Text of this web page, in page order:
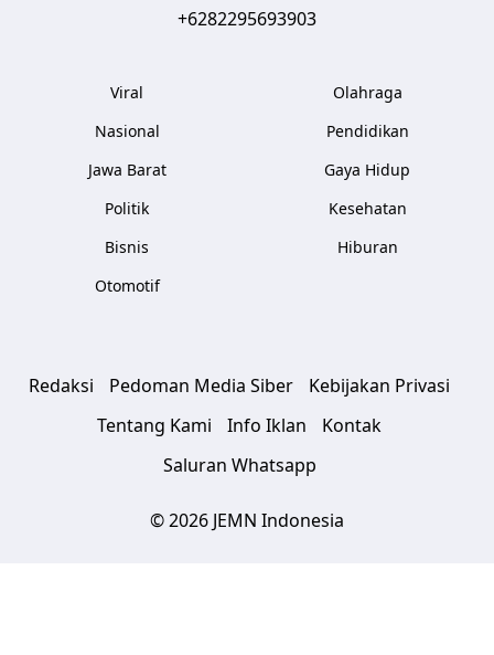
+6282295693903
Viral
Nasional
Jawa Barat
Politik
Bisnis
Otomotif
Olahraga
Pendidikan
Gaya Hidup
Kesehatan
Hiburan
Redaksi Pedoman Media Siber
Kebijakan Privasi
Tentang Kami
Info Iklan
Kontak
Saluran Whatsapp
© 2026 JEMN Indonesia